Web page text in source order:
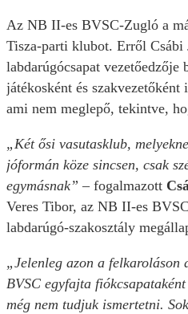
Az NB II-es BVSC-Zugló a
Tisza-parti klubot. Erről Csábi
labdarúgócsapat vezetőedzője
játékosként és
ami nem meglepő, tekintve,
„Két ősi vasutasklub,
jóformán köze sincsen, csak
egymásnak” – fogalmazott
Veres Tibor, az NB II-es
labdarúgó-szakosztály
„Jelenleg azon a felkaroláson
BVSC egyfajta
még nem tudjuk ismertetni.